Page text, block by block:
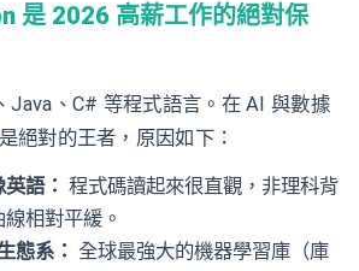
是 2026 高薪工作的絕對保
Java、C# 等程式語言。在 AI 與數據
絕對的王者，原因如下：
語： 程式碼讀起來很直觀，非理科背
相對平緩。
態系： 全球最強大的機器學習庫（庫